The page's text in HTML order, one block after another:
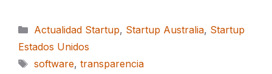
Categorías
Actualidad Startup, Startup Australia, Startup
Estados Unidos
Etiquetas
software, transparencia